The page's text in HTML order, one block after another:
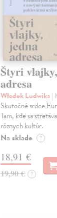
Štyri
adresa
Włodek Ludwika|
Skutočné srdce
Tam, kde sa
rôznych kultúr.
Na sklade ?
18,91 €
19,90 € ?